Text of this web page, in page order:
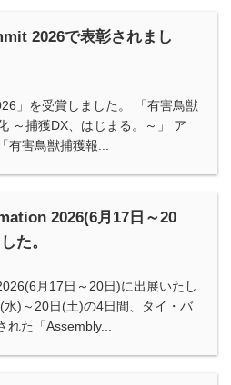
2026で表彰されまし
」を受賞しました。 「有害鳥獣
～捕獲DX、はじまる。～」 ア
有害鳥獣捕獲報...
2026(6月17日～20
た。
月17日～20日)に出展いたし
)～20日(土)の4日間、タイ・バ
れた「Assembly...